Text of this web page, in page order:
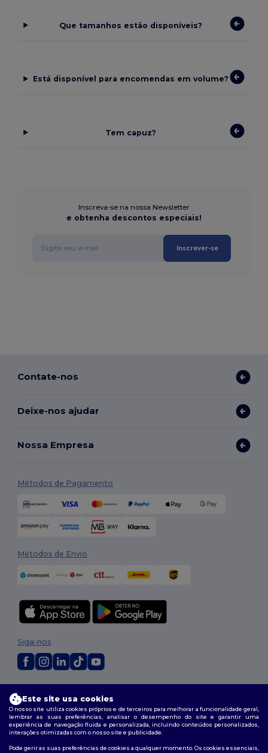
Que tamanhos estão disponíveis?
Está disponível para encomendas em volume?
Tem capuz?
Inscreva-se na nossa Newsletter
e obtenha descontos especiais!
Inscrever-se
Contate-nos
Deixe-nos ajudar
Nossa Empresa
Métodos de Pagamento
Métodos de Envio
Termos e Condições |Política de personalização
|Política de cookies|Mapa do Site
Siga-nos
Este site usa cookies
O nosso site utiliza cookies próprios e de terceiros para melhorar a funcionalidade geral,
lembrar as suas preferências, analisar o desempenho do site e garantir uma
experiência de navegação fluida e personalizada, incluindo conteúdos personalizados,
interações otimizadas com o nosso site e publicidade.
Pode gerir as suas preferências de cookies a qualquer momento. Os cookies essenciais,